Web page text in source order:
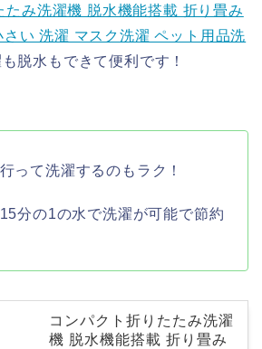
たみ洗濯機 脱水機能搭載 折り畳み
い 洗濯 マスク洗濯 ペット用品洗
脱水もできて便利です！
って洗濯するのもラク！
分の1の水で洗濯が可能で節約
コンパクト折りたたみ洗濯
機 脱水機能搭載 折り畳み